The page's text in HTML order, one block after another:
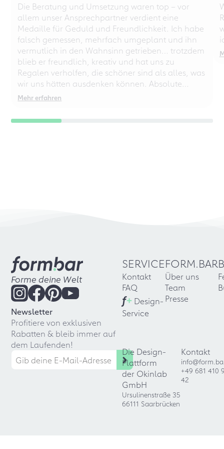
Die Beratung und Umsetzung waren top – vor
allem unser Ansprechpartner verdient eine
Medaille für Geduld und Freundlichkeit. Ich habe
falsch gemessen, mehrfach umgeplant und ihn
vermutlich in den Wahnsinn getrieben… trotzdem
blieb er freundlich, kreativ und hat uns zu
Regalen verholfen, die schöner sind als alles, was
wir uns hätten ausdenken können. Absolute
Empfehlung – auch für chaotische
Mehr erfahren
Forme deine Welt
Newsletter
Profitiere von exklusiven
Rabatten & bleib immer auf
dem Laufenden!
SERVICE
Kontakt
FAQ
f+ Design-
Service
FORM.BAR
Über uns
Team
Presse
Die Design-
Plattform
der Okinlab
GmbH
Ursulinenstraße 35
66111 Saarbrücken
Kontakt
+49 681 410
42